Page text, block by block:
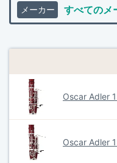
Oscar Adler
Oscar Adler